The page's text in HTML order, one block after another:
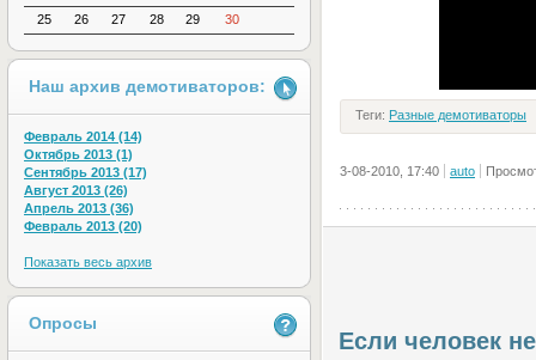
Теги: Разные демотиваторы
3-08-2010, 17:40 auto
Если человек
25
26 27 28 29 30
Наш архив демотиваторов:
Февраль 2014 (14)
Октябрь 2013 (1)
Сентябрь 2013 (17)
Август 2013 (26)
Апрель 2013 (36)
Февраль 2013 (20)
Показать весь архив
Опросы